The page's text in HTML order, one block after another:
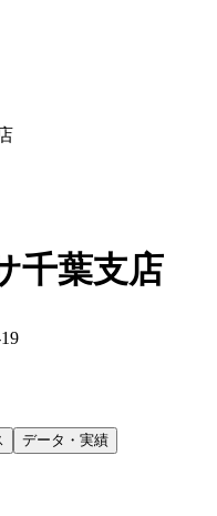
千葉支店
データ・実績